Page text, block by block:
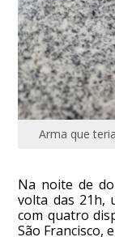
Arma que
Na noite de
volta das 21h,
com quatro
São Francisco,